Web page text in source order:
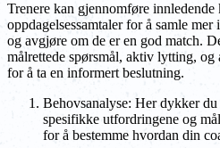
Trenere kan gjennomføre innledende
oppdagelsessamtaler for å samle
og avgjøre om de er en god match.
målrettede spørsmål, aktiv lytting, og
for å ta en informert beslutning.
Behovsanalyse: Her dykker
spesifikke utfordringene og
for å bestemme hvordan din